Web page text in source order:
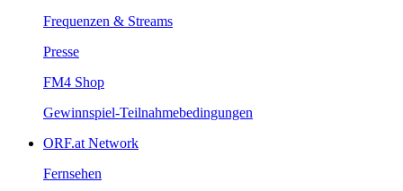
Frequenzen&Streams
Presse
FM4Shop
Gewinnspiel-Teilnahmebedingungen
ORF.atNetwork
Fernsehen